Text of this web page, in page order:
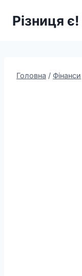
Різниця є!
Головна / Фінанси